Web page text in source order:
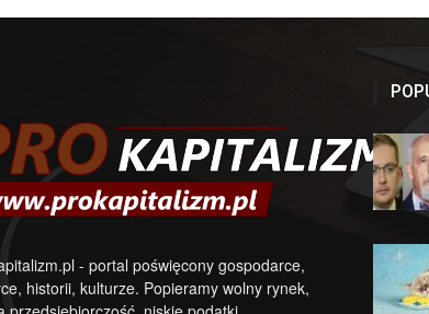
- portal poświęcony gospodarce,
historii, kulturze. Popieramy wolny rynek,